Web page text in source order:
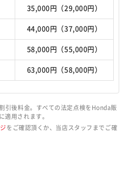
35,000円（29,000円）
44,000円（37,000円）
58,000円（55,000円）
63,000円（58,000円）
引後料金。すべての法定点検をHonda販
適用されます。
をご確認頂くか、当店スタッフまでご確